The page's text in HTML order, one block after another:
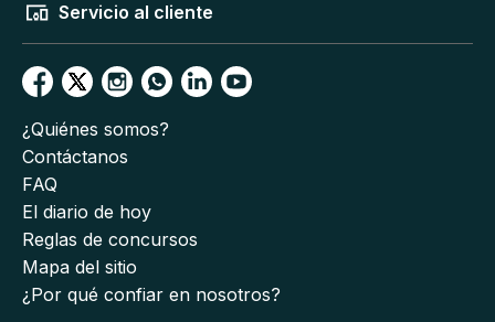
Servicio al cliente
¿Quiénes somos?
Contáctanos
FAQ
El diario de hoy
Reglas de concursos
Mapa del sitio
¿Por qué confiar en nosotros?